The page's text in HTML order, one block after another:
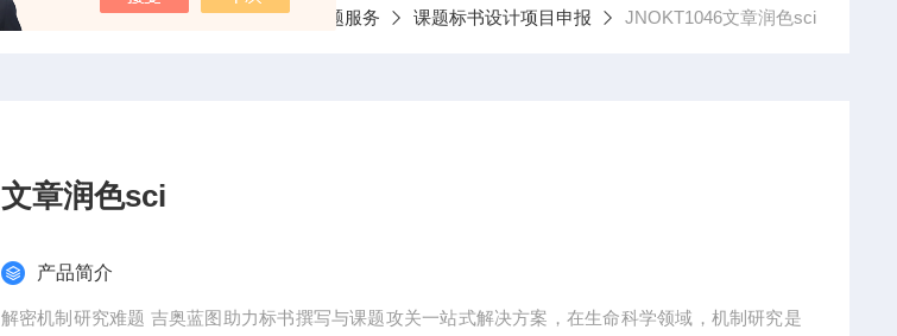
当前位置： 首页 产品中心 整体课题服务 课题标书设计项目申报 JNOKT1046文章润色sci
文章润色sci
产品简介
解密机制研究难题 吉奥蓝图助力标书撰写与课题攻关一站式解决方案，在生命科学领域，机制研究是